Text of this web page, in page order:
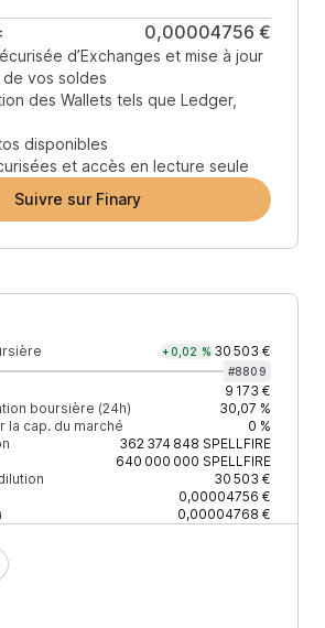
0,00004756 €
d’Exchanges et mise à jour
vos soldes
des Wallets tels que Ledger,
disponibles
et accès en lecture seule
Suivre sur Finary
+0,02 % 30 503 €
#8809
9 173 €
boursière (24h)
30,07 %
la cap. du marché
0 %
362 374 848 SPELLFIRE
640 000 000 SPELLFIRE
30 503 €
0,00004756 €
0,00004768 €